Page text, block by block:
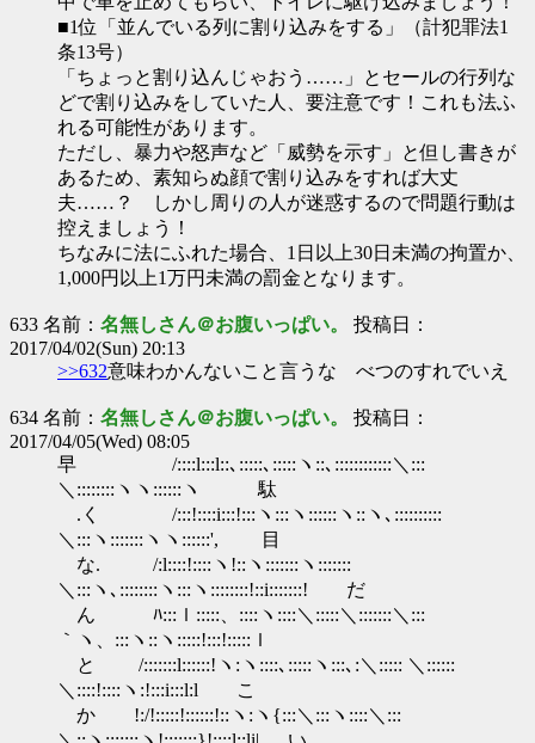
■1位「並んでいる列に割り込みをする」（計犯罪法1
条13号）
「ちょっと割り込んじゃおう……」とセールの行列な
どで割り込みをしていた人、要注意です！これも法ふ
れる可能性があります。
ただし、暴力や怒声など「威勢を示す」と但し書きが
あるため、素知らぬ顔で割り込みをすれば大丈
夫……？ しかし周りの人が迷惑するので問題行動は
控えましょう！
ちなみに法にふれた場合、1日以上30日未満の拘置か、
1,000円以上1万円未満の罰金となります。
633 名前： 名無しさん＠お腹いっぱい。 投稿日：
2017/04/02(Sun) 20:13
>>632意味わかんないこと言うな べつのすれでいえ
634 名前： 名無しさん＠お腹いっぱい。 投稿日：
2017/04/05(Wed) 08:05
早 /::::l:::l::､:::::､:::::ヽ::､::::::::::::＼:::
＼::::::::ヽヽ::::::ヽ 駄
.く /:::!::::i:::!:::ヽ:::ヽ::::::ヽ::ヽ､::::::::::
＼:::ヽ:::::::ヽヽ::::::', 目
な. /:l::::!::::ヽ!::ヽ:::::::ヽ:::::::
＼:::ヽ､::::::::ヽ:::ヽ::::::::!::i:::::::! だ
ん ﾊ:::ｌ:::::、::::ヽ::::＼:::::＼:::::::＼:::
｀ヽ、:::ヽ::ヽ:::::!:::!:::::ｌ
と /:::::::l::::::!ヽ:ヽ::::､:::::ヽ:::､:＼::::: ＼::::::
＼::::!::::ヽ:!:::i:::l:l こ
か !:/!:::::!::::::!::ヽ:ヽ{:::＼:::ヽ::::＼:::